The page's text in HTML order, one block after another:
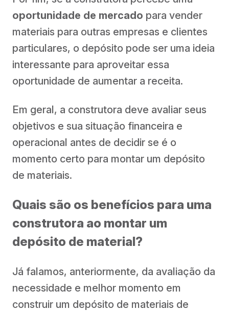
oportunidade de mercado para vender
materiais para outras empresas e clientes
particulares, o depósito pode ser uma ideia
interessante para aproveitar essa
oportunidade de aumentar a receita.
Em geral, a construtora deve avaliar seus
objetivos e sua situação financeira e
operacional antes de decidir se é o
momento certo para montar um depósito
de materiais.
Quais são os benefícios para uma
construtora ao montar um
depósito de material?
Já falamos, anteriormente, da avaliação da
necessidade e melhor momento em
construir um depósito de materiais de